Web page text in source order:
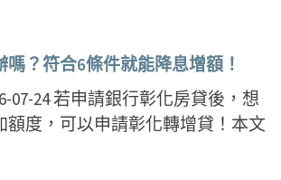
？符合6條件就能降息增額！
07-24 若申請銀行彰化房貸後，想
額度，可以申請彰化轉增貸！本文